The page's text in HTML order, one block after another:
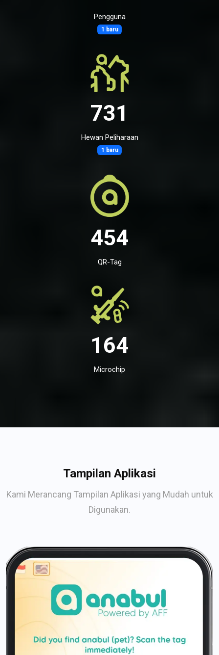
Pengguna
1 baru
731
Hewan Peliharaan
1 baru
454
QR-Tag
164
Microchip
Tampilan Aplikasi
Kami Merancang Tampilan Aplikasi yang Mudah untuk
Digunakan.